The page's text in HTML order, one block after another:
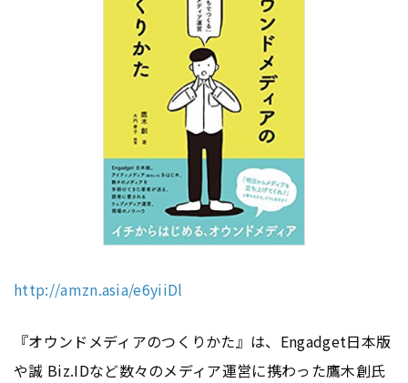
http://amzn.asia/e6yiiDl
『オウンドメディアのつくりかた』は、Engadget日本版
や誠 Biz.IDなど数々のメディア運営に携わった鷹木創氏